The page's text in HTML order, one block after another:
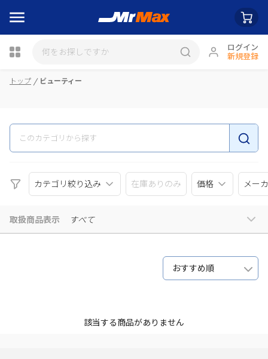
ログイン
新規登録
瓶詰
トップ ビューティー
カテゴリ絞り込み 在庫ありのみ 価格 メー
取扱商品表示 すべて
おすすめ順
該当する商品がありません